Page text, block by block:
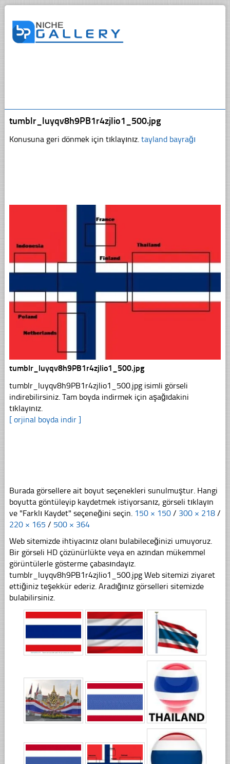
tumblr_luyqv8h9PB1r4zjlio1_500.jpg
Konusuna geri dönmek için tıklayınız. tayland bayrağı
tumblr_luyqv8h9PB1r4zjlio1_500.jpg
tumblr_luyqv8h9PB1r4zjlio1_500.jpg isimli görseli
indirebilirsiniz. Tam boyda indirmek için aşağıdakini
tıklayınız.
[ orjinal boyda indir ]
Burada görsellere ait boyut seçenekleri sunulmuştur. Hangi
boyutta göntüleyip kaydetmek istiyorsanız, görseli tıklayın
ve "Farklı Kaydet" seçeneğini seçin. 150 × 150 / 300 × 218 /
220 × 165 / 500 × 364
Web sitemizde ihtiyacınız olanı bulabileceğinizi umuyoruz.
Bir görseli HD çözünürlükte veya en azından mükemmel
görüntülerle gösterme çabasındayız.
tumblr_luyqv8h9PB1r4zjlio1_500.jpg Web sitemizi ziyaret
ettiğiniz teşekkür ederiz. Aradığınız görselleri sitemizde
bulabilirsiniz.